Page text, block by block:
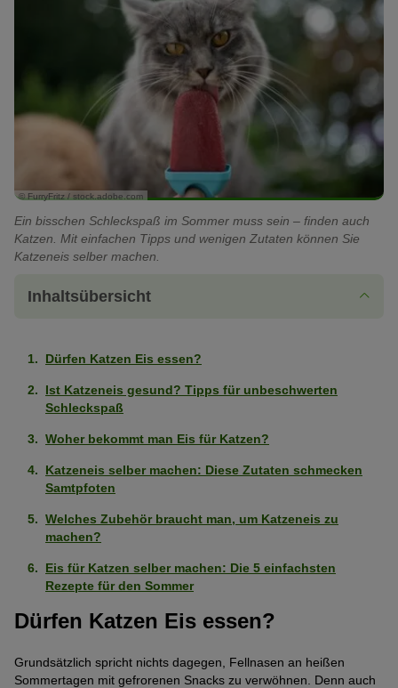
© FurryFritz / stock.adobe.com
Ein bisschen Schleckspaß im Sommer muss sein – finden auch
Katzen. Mit einfachen Tipps und wenigen Zutaten können Sie
Katzeneis selber machen.
Inhaltsübersicht
Dürfen Katzen Eis essen?
Ist Katzeneis gesund? Tipps für unbeschwerten
Schleckspaß
Woher bekommt man Eis für Katzen?
Katzeneis selber machen: Diese Zutaten schmecken
Samtpfoten
Welches Zubehör braucht man, um Katzeneis zu
machen?
Eis für Katzen selber machen: Die 5 einfachsten
Rezepte für den Sommer
Dürfen Katzen Eis essen?
Grundsätzlich spricht nichts dagegen, Fellnasen an heißen
Sommertagen mit gefrorenen Snacks zu verwöhnen. Denn auch